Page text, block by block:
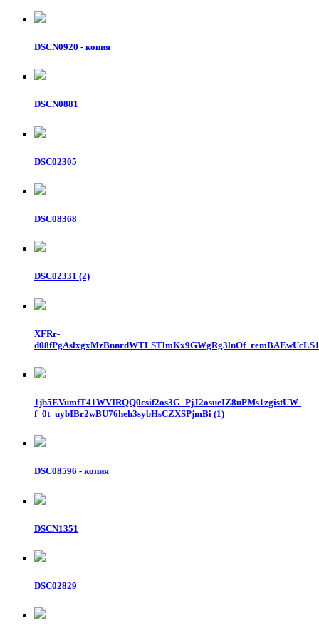
DSCN0920 - копия
DSCN0881
DSC02305
DSC08368
DSC02331 (2)
XFRr-
1jb5EVumfT41WVIRQQ0csif2os3G_PjJ2osueIZ8uPMs1zgistUW-
f_0t_uybIBr2wBU76heh3sybHsCZXSPjmBi (1)
DSC08596 - копия
DSCN1351
DSC02829